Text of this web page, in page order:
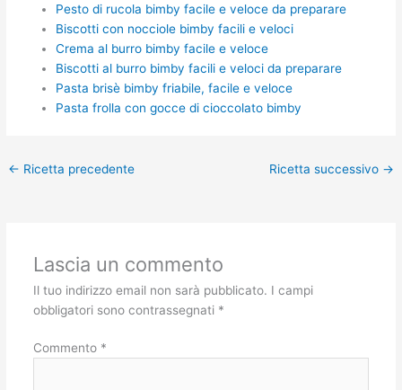
Pesto di rucola bimby facile e veloce da preparare
Biscotti con nocciole bimby facili e veloci
Crema al burro bimby facile e veloce
Biscotti al burro bimby facili e veloci da preparare
Pasta brisè bimby friabile, facile e veloce
Pasta frolla con gocce di cioccolato bimby
← Ricetta precedente Ricetta successivo →
Lascia un commento
Il tuo indirizzo email non sarà pubblicato. I campi
obbligatori sono contrassegnati *
Commento *